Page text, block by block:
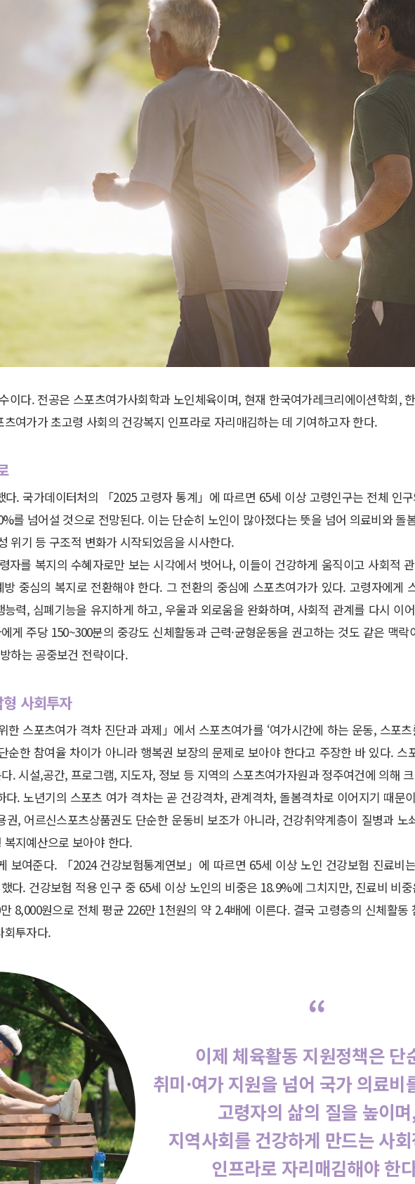
이다. 전공은 스포츠여가사회학과 노인체육이며, 현재 한국여가레크리에이션학회,
여가가 초고령 사회의 건강복지 인프라로 자리매김하는 데 기여하고자 한다.
. 국가데이터처의 「2025 고령자 통계」에 따르면 65세 이상 고령인구는 전체 인
를 넘어설 것으로 전망된다. 이는 단순히 노인이 많아졌다는 뜻을 넘어 의료비와 돌
위기 등 구조적 변화가 시작되었음을 시사한다.
자를 복지의 수혜자로만 보는 시각에서 벗어나, 이들이 건강하게 움직이고 사회적
중심의 복지로 전환해야 한다. 그 전환의 중심에 스포츠여가가 있다. 고령자에게
력, 심폐기능을 유지하게 하고, 우울과 외로움을 완화하며, 사회적 관계를 다시 이
게 주당 150~300분의 중강도 신체활동과 근력·균형운동을 권고하는 것도 같은 맥락
하는 공중보건 전략이다.
사회투자
한 스포츠여가 격차 진단과 과제」에서 스포츠여가를 ‘여가시간에 하는 운동, 스포
순한 참여율 차이가 아니라 행복권 보장의 문제로 보아야 한다고 주장한 바 있다. 스
. 시설,공간, 프로그램, 지도자, 정보 등 지역의 스포츠여가자원과 정주여건에 의해
. 노년기의 스포츠 여가 격차는 곧 건강격차, 관계격차, 돌봄격차로 이어지기 때문
권, 어르신스포츠상품권도 단순한 운동비 보조가 아니라, 건강취약계층이 질병과 노
지예산으로 보아야 한다.
보여준다. 「2024 건강보험통계연보」에 따르면 65세 이상 노인 건강보험 진료비
다. 건강보험 적용 인구 중 65세 이상 노인의 비중은 18.9%에 그치지만, 진료비 비
8,000원으로 전체 평균 226만 1천원의 약 2.4배에 이른다. 결국 고령층의 신체활동
회투자다.
“
이제 체육활동 지원정책은 단
취미·여가 지원을 넘어 국가 의료비
고령자의 삶의 질을 높이
지역사회를 건강하게 만드는 사
인프라로 자리매김해야 한